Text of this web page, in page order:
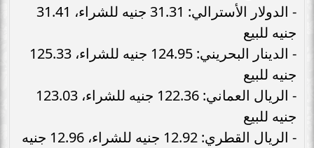
- الدولار الأسترالي: 31.31 جنيه للشراء، 31.41
جنيه للبيع
- الدينار البحريني: 124.95 جنيه للشراء، 125.33
جنيه للبيع
- الريال العماني: 122.36 جنيه للشراء، 123.03
جنيه للبيع
- الريال القطري: 12.92 جنيه للشراء، 12.96 جنيه